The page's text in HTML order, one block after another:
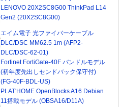
LENOVO 20X2SC8G00 ThinkPad L14
Gen2 (20X2SC8G00)
エイム電子 光ファイバーケーブル
DLC/DSC MM62.5 1m (AFP2-
DLC/DSC-62-01)
Fortinet FortiGate-40F バンドルモデル
(初年度先出しセンドバック保守付)
(FG-40F-BDL-US)
PLAT'HOME OpenBlocks A16 Debian
11搭載モデル (OBSA16/D11A)